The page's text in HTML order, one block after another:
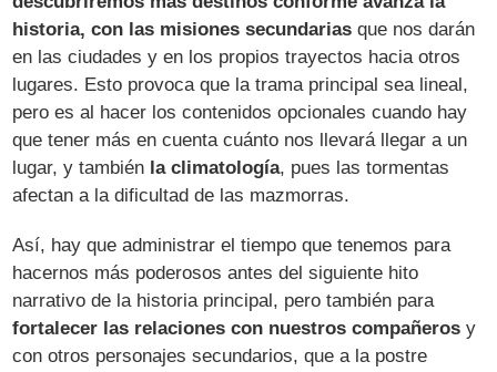
historia, con las misiones secundarias que nos darán
en las ciudades y en los propios trayectos hacia otros
lugares. Esto provoca que la trama principal sea lineal,
pero es al hacer los contenidos opcionales cuando hay
que tener más en cuenta cuánto nos llevará llegar a un
lugar, y también la climatología, pues las tormentas
afectan a la dificultad de las mazmorras.
Así, hay que administrar el tiempo que tenemos para
hacernos más poderosos antes del siguiente hito
narrativo de la historia principal, pero también para
fortalecer las relaciones con nuestros compañeros y
con otros personajes secundarios, que a la postre